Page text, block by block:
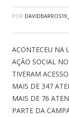
POR
ACONTECEU NA
AÇÃO SOCIAL
TIVERAM
MAIS DE 347
MAIS DE 76
PARTE DA